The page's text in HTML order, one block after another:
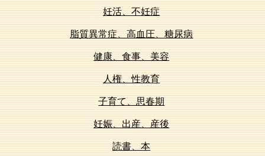
妊活、不妊症
脂質異常症、高血圧、糖尿病
健康、食事、美容
人権、性教育
子育て、思春期
妊娠、出産、産後
読書、本